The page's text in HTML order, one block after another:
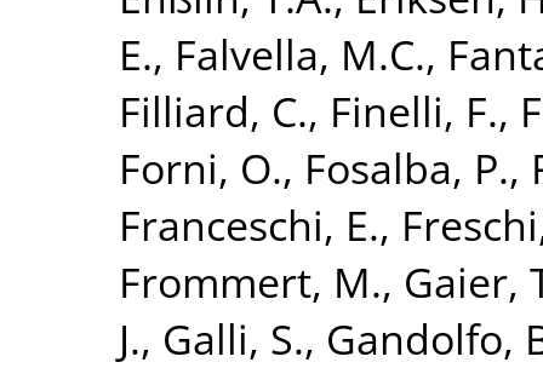
E., Falvella, M.C.,
Filliard, C., Finelli, F.,
Forni, O., Fosalba, P.,
Franceschi, E.,
Frommert, M., Gaier,
J., Galli, S., Gandolfo,